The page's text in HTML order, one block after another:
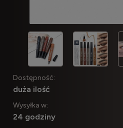
Dostępność:
duża ilość
Wysyłka w:
24 godziny